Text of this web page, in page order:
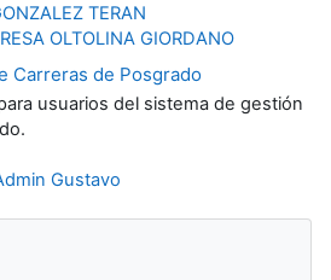
TERAN
OLTOLINA GIORDANO
Carreras de Posgrado
usuarios del sistema de gestión
Gustavo